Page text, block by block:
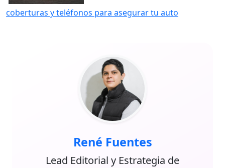
coberturas y teléfonos para asegurar tu auto
René Fuentes
Lead Editorial y Estrategia de